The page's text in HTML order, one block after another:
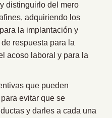
distinguirlo del mero
adquiriendo los
la implantación y
respuesta para la
acoso laboral y para la
que pueden
evitar que se
y darles a cada una